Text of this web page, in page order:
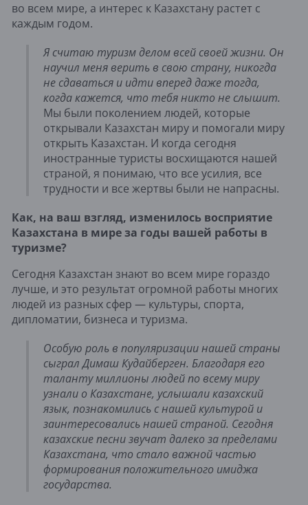
во всем мире, а интерес к Казахстану растет с
каждым годом.
Я считаю туризм делом всей своей жизни. Он
научил меня верить в свою страну, никогда
не сдаваться и идти вперед даже тогда,
когда кажется, что тебя никто не слышит.
Мы были поколением людей, которые
открывали Казахстан миру и помогали миру
открыть Казахстан. И когда сегодня
иностранные туристы восхищаются нашей
страной, я понимаю, что все усилия, все
трудности и все жертвы были не напрасны.
Как, на ваш взгляд, изменилось восприятие
Казахстана в мире за годы вашей работы в
туризме?
Сегодня Казахстан знают во всем мире гораздо
лучше, и это результат огромной работы многих
людей из разных сфер — культуры, спорта,
дипломатии, бизнеса и туризма.
Особую роль в популяризации нашей страны
сыграл Димаш Кудайберген. Благодаря его
таланту миллионы людей по всему миру
узнали о Казахстане, услышали казахский
язык, познакомились с нашей культурой и
заинтересовались нашей страной. Сегодня
казахские песни звучат далеко за пределами
Казахстана, что стало важной частью
формирования положительного имиджа
государства.